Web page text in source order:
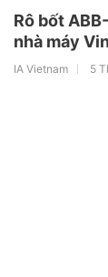
Rô bốt
nhà máy
IA Vietnam 5